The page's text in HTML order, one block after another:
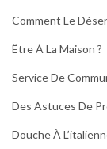
Comment Le
Être À La Maison ?
Service De
Des Astuces De
Douche À